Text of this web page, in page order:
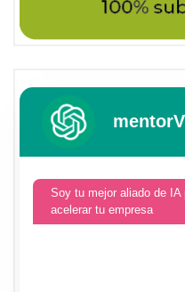
Soy tu mejor aliado de
acelerar tu empresa